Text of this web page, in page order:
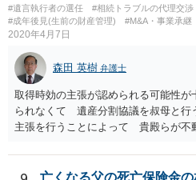
#遺言執行者の選任 #相続トラブルの代理交渉
#成年後見(生前の財産管理)
#M&A・事業承継
2020年4月7日
森田 英樹 弁護士
取得時効の主張が認められる可能性
られなくて 遺産分割協議を叔母と
主張を行うことによって 貴殿らが不
亡くなる父の死亡保険金